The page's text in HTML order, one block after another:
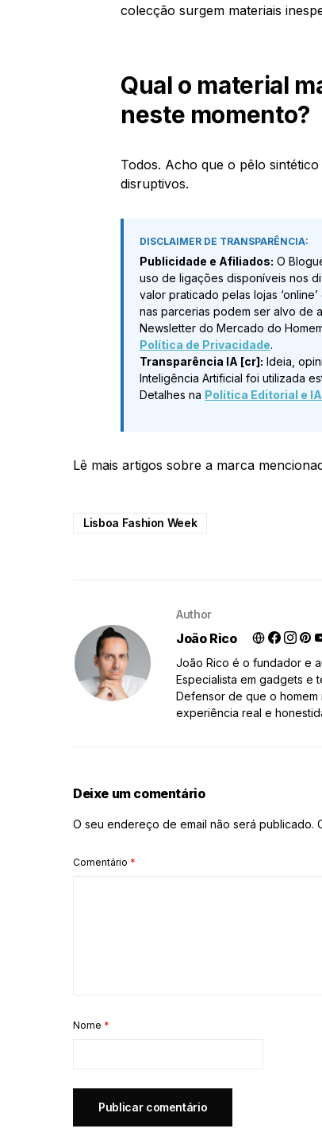
colecção surgem materiais
Qual o material
neste momento?
Todos. Acho que o pêlo
disruptivos.
DISCLAIMER DE TRANSPARÊNCIA:
Publicidade e Afiliados: O
uso de ligações disponíveis nos
valor praticado pelas lojas
nas parcerias podem ser alvo de
Newsletter do Mercado do
Política de Privacidade.
Transparência IA [cr]: Ideia,
Inteligência Artificial foi utilizada
Detalhes na Política Editorial e IA
Lê mais artigos sobre a marca
Lisboa Fashion Week
Author
João Rico
João Rico é o fundador e
Especialista em gadgets e
Defensor de que o
experiência real e
Deixe um comentário
O seu endereço de email não será publicado.
Comentário *
Nome *